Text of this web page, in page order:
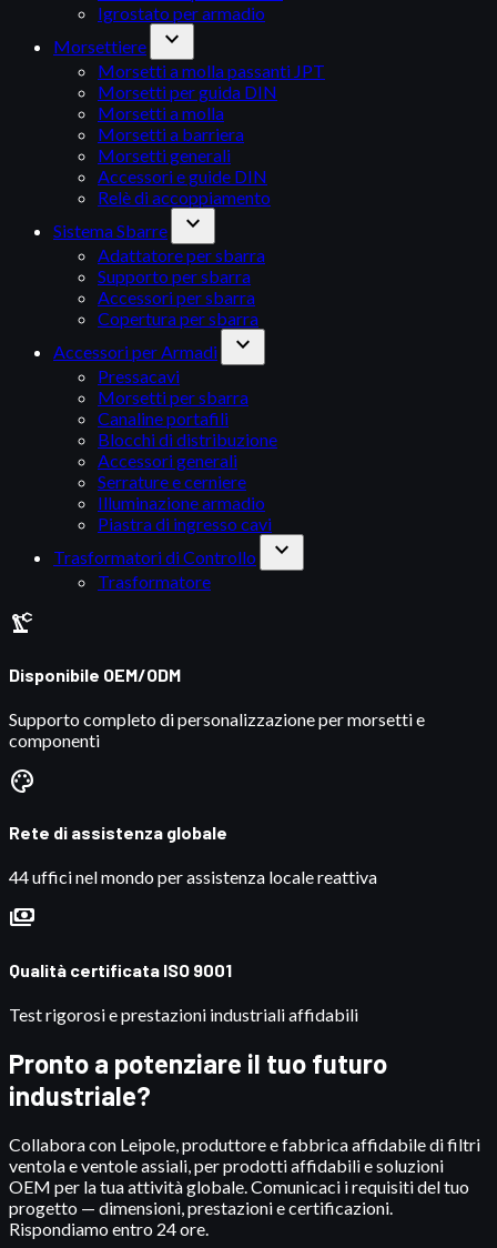
Igrostato per armadio
Morsettiere
expand_more
Morsetti a molla passanti JPT
Morsetti per guida DIN
Morsetti a molla
Morsetti a barriera
Morsetti generali
Accessori e guide DIN
Relè di accoppiamento
Sistema Sbarre
expand_more
Adattatore per sbarra
Supporto per sbarra
Accessori per sbarra
Copertura per sbarra
Accessori per Armadi
expand_more
Pressacavi
Morsetti per sbarra
Canaline portafili
Blocchi di distribuzione
Accessori generali
Serrature e cerniere
Illuminazione armadio
Piastra di ingresso cavi
Trasformatori di Controllo
expand_more
Trasformatore
precision_manufacturing
Disponibile OEM/ODM
Supporto completo di personalizzazione per morsetti e
componenti
palette
Rete di assistenza globale
44 uffici nel mondo per assistenza locale reattiva
payments
Qualità certificata ISO 9001
Test rigorosi e prestazioni industriali affidabili
Pronto a potenziare il tuo futuro
industriale?
Collabora con Leipole, produttore e fabbrica affidabile di filtri
ventola e ventole assiali, per prodotti affidabili e soluzioni
OEM per la tua attività globale. Comunicaci i requisiti del tuo
progetto — dimensioni, prestazioni e certificazioni.
Rispondiamo entro 24 ore.